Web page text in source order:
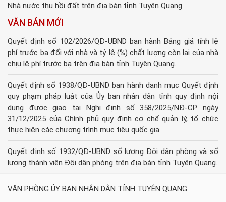
Nhà nước thu hồi đất trên địa bàn tỉnh Tuyên Quang
VĂN BẢN MỚI
Quyết định số 102/2026/QĐ-UBND ban hành Bảng giá tính lệ
phí trước bạ đối với nhà và tỷ lệ (%) chất lượng còn lại của nhà
chịu lệ phí trước bạ trên địa bàn tỉnh Tuyên Quang.
Quyết định số 1938/QĐ-UBND ban hành danh mục Quyết định
quy phạm pháp luật của Ủy ban nhân dân tỉnh quy định nội
dung được giao tại Nghị định số 358/2025/NĐ-CP ngày
31/12/2025 của Chính phủ quy định cơ chế quản lý, tổ chức
thực hiện các chương trình mục tiêu quốc gia.
Quyết định số 1932/QĐ-UBND số lượng Đội dân phòng và số
lượng thành viên Đội dân phòng trên địa bàn tỉnh Tuyên Quang.
VĂN PHÒNG ỦY BAN NHÂN DÂN TỈNH TUYÊN QUANG